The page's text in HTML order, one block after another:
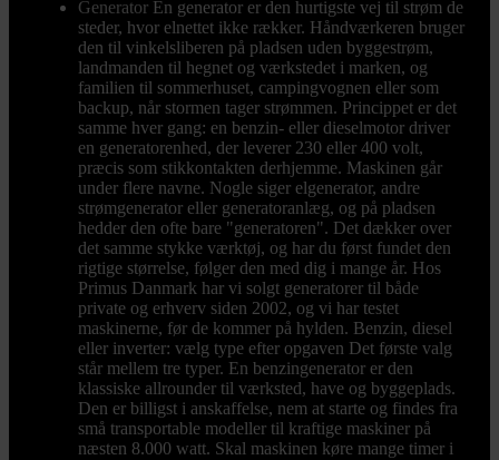
Generator En generator er den hurtigste vej til strøm de
steder, hvor elnettet ikke rækker. Håndværkeren bruger
den til vinkelsliberen på pladsen uden byggestrøm,
landmanden til hegnet og værkstedet i marken, og
familien til sommerhuset, campingvognen eller som
backup, når stormen tager strømmen. Princippet er det
samme hver gang: en benzin- eller dieselmotor driver
en generatorenhed, der leverer 230 eller 400 volt,
præcis som stikkontakten derhjemme. Maskinen går
under flere navne. Nogle siger elgenerator, andre
strømgenerator eller generatoranlæg, og på pladsen
hedder den ofte bare "generatoren". Det dækker over
det samme stykke værktøj, og har du først fundet den
rigtige størrelse, følger den med dig i mange år. Hos
Primus Danmark har vi solgt generatorer til både
private og erhverv siden 2002, og vi har testet
maskinerne, før de kommer på hylden. Benzin, diesel
eller inverter: vælg type efter opgaven Det første valg
står mellem tre typer. En benzingenerator er den
klassiske allrounder til værksted, have og byggeplads.
Den er billigst i anskaffelse, nem at starte og findes fra
små transportable modeller til kraftige maskiner på
næsten 8.000 watt. Skal maskinen køre mange timer i